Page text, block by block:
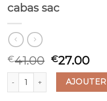
cabas sac
€41.00 €27.00
quantité de cabas sac